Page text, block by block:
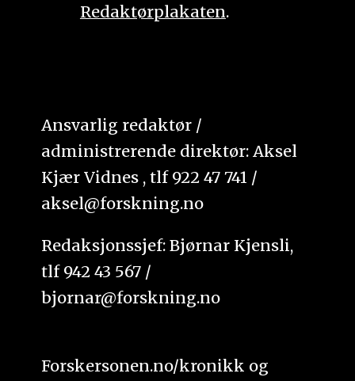
Redaktørplakaten.
Ansvarlig redaktør /
administrerende direktør: Aksel
Kjær Vidnes , tlf 922 47 741 /
aksel@forskning.no
Redaksjonssjef: Bjørnar Kjensli,
tlf 942 43 567 /
bjornar@forskning.no
Forskersonen.no/kronikk og